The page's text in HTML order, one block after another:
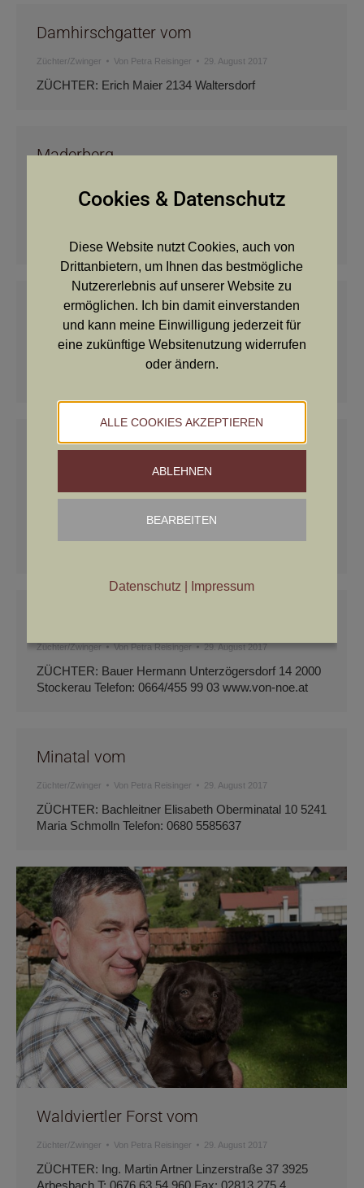
Damhirschgatter vom
Züchter/Zwinger Von Petra Reisinger 29. August 2017
ZÜCHTER: Erich Maier 2134 Waltersdorf
Maderberg
ZÜCHTER: Breinesberger Alois und Mathias Auerbach
079 48 / 257 email: alois.breinesberger1@gmail.com
Steubach von dem
Züchter/Zwinger Von Petra Reisinger 29. August 2017
ZÜCHTER: Bekier Stefan Ringmauer 9 3150
Samareinertal vom
Petra Reisinger 29. August 2017
ZÜCHTER: Mag. Baumgartner Rudolf Strasse:
Freundorf 14 Ort: 4076 St. Marienkirchen an der
Züchter/Zwinger Von Petra Reisinger 29. August 2017
ZÜCHTER: Bauer Hermann Unterzögersdorf 14 2000
Stockerau Telefon: 0664/455 99 03 www.von-noe.at
Minatal vom
Züchter/Zwinger Von Petra Reisinger 29. August 2017
ZÜCHTER: Bachleitner Elisabeth Oberminatal 10 5241
Maria Schmolln Telefon: 0680 5585637
Waldviertler Forst vom
Züchter/Zwinger Von Petra Reisinger 29. August 2017
ZÜCHTER: Ing. Martin Artner Linzerstraße 37 3925
Arbesbach T: 0676 63 54 960 Fax: 02813 275 4
Cookies & Datenschutz
Diese Website nutzt Cookies, auch von
Drittanbietern, um Ihnen das bestmögliche
Nutzererlebnis auf unserer Website zu
ermöglichen. Ich bin damit einverstanden
und kann meine Einwilligung jederzeit für
eine zukünftige Websitenutzung widerrufen
oder ändern.
ALLE COOKIES AKZEPTIEREN
ABLEHNEN
BEARBEITEN
Datenschutz Impressum